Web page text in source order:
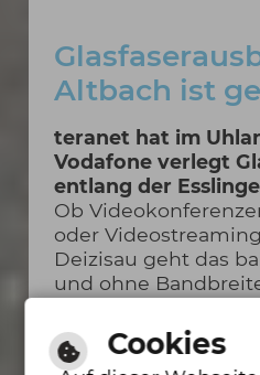
Altbach ist
teranet hat im
Vodafone verlegt
entlang der
Ob
oder
Deizisau geht das
und ohne
Bereits im August
Glasfaseranschlüsse
Cookies